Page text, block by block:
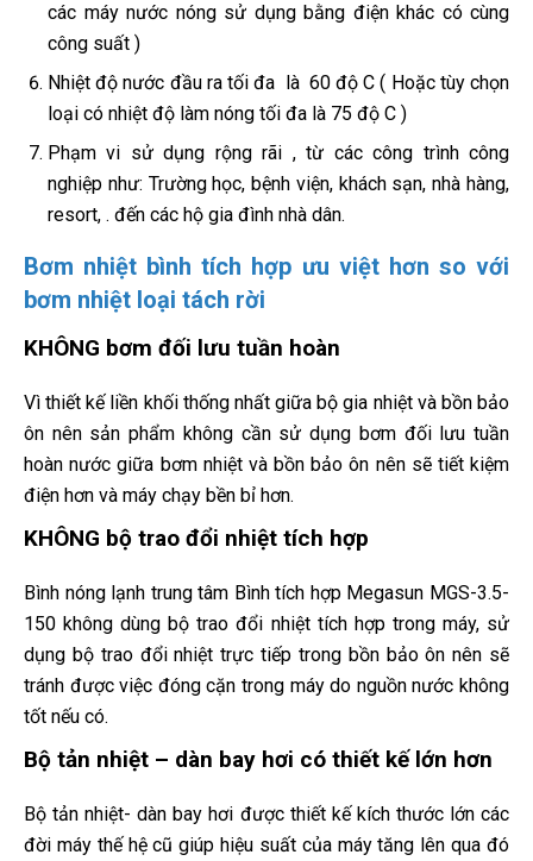
các máy nước nóng sử dụng bằng điện khác có cùng
công suất )
Nhiệt độ nước đầu ra tối đa là 60 độ C ( Hoặc tùy chọn
loại có nhiệt độ làm nóng tối đa là 75 độ C )
Phạm vi sử dụng rộng rãi , từ các công trình công
nghiệp như: Trường học, bệnh viện, khách sạn, nhà hàng,
resort, . đến các hộ gia đình nhà dân.
Bơm nhiệt bình tích hợp ưu việt hơn so với
bơm nhiệt loại tách rời
KHÔNG bơm đối lưu tuần hoàn
Vì thiết kế liền khối thống nhất giữa bộ gia nhiệt và bồn bảo
ôn nên sản phẩm không cần sử dụng bơm đối lưu tuần
hoàn nước giữa bơm nhiệt và bồn bảo ôn nên sẽ tiết kiệm
điện hơn và máy chạy bền bỉ hơn.
KHÔNG bộ trao đổi nhiệt tích hợp
Bình nóng lạnh trung tâm Bình tích hợp Megasun MGS-3.5-
150 không dùng bộ trao đổi nhiệt tích hợp trong máy, sử
dụng bộ trao đổi nhiệt trực tiếp trong bồn bảo ôn nên sẽ
tránh được việc đóng cặn trong máy do nguồn nước không
tốt nếu có.
Bộ tản nhiệt – dàn bay hơi có thiết kế lớn hơn
Bộ tản nhiệt- dàn bay hơi được thiết kế kích thước lớn các
đời máy thế hệ cũ giúp hiệu suất của máy tăng lên qua đó